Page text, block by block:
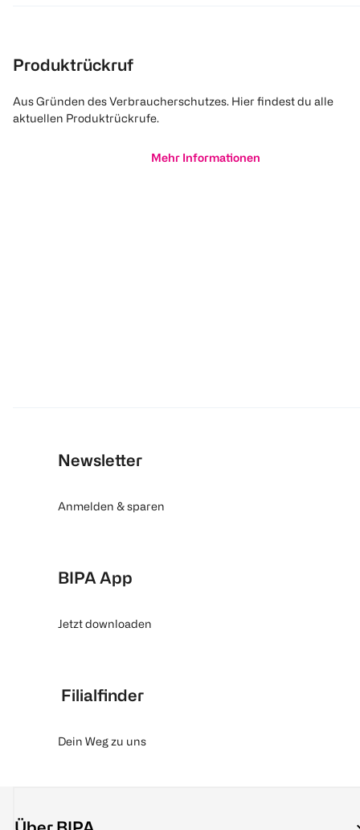
Produktrückruf
Aus Gründen des Verbraucherschutzes. Hier findest du alle
aktuellen Produktrückrufe.
Mehr Informationen
Newsletter
Anmelden & sparen
BIPA App
Jetzt downloaden
Filialfinder
Dein Weg zu uns